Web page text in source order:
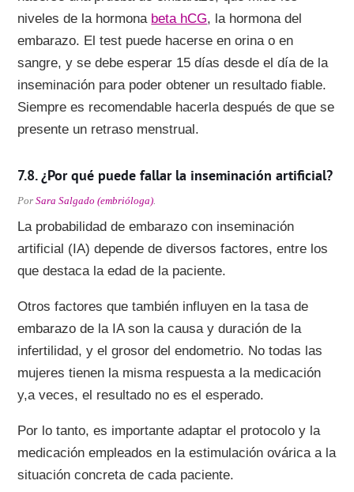
niveles de la hormona beta hCG, la hormona del
embarazo. El test puede hacerse en orina o en
sangre, y se debe esperar 15 días desde el día de la
inseminación para poder obtener un resultado fiable.
Siempre es recomendable hacerla después de que se
presente un retraso menstrual.
¿Por qué puede fallar la inseminación artificial?
PorSara Salgado (embrióloga).
La probabilidad de embarazo con inseminación
artificial (IA) depende de diversos factores, entre los
que destaca la edad de la paciente.
Otros factores que también influyen en la tasa de
embarazo de la IA son la causa y duración de la
infertilidad, y el grosor del endometrio. No todas las
mujeres tienen la misma respuesta a la medicación
y,a veces, el resultado no es el esperado.
Por lo tanto, es importante adaptar el protocolo y la
medicación empleados en la estimulación ovárica a la
situación concreta de cada paciente.